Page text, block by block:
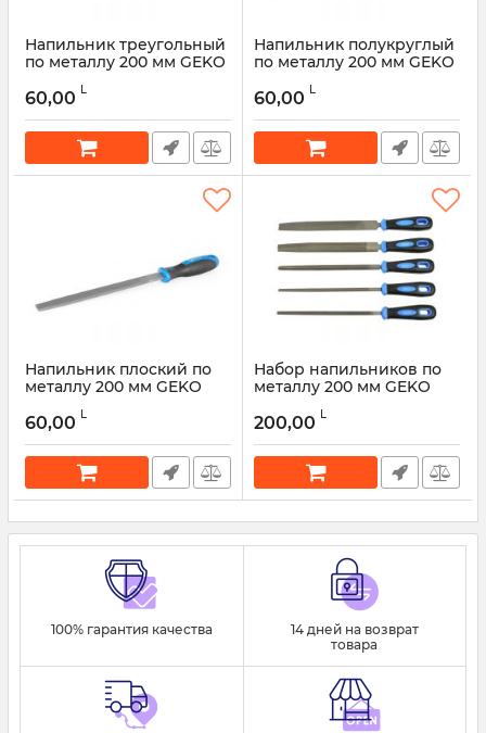
Напильник треугольный
по металлу 200 мм GEKO
Артикул:
60,00 L
Напильник полукруглый
по металлу 200 мм GEKO
Артикул:
60,00 L
Напильник плоский по
металлу 200 мм GEKO
Артикул:
60,00 L
Набор напильников по
металлу 200 мм GEKO
Артикул: 52432
200,00 L
100% гарантия качества
14 дней на возврат
товара